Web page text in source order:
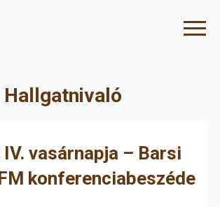
Hallgatnivaló
vasárnapja – Barsi
konferenciabeszéde